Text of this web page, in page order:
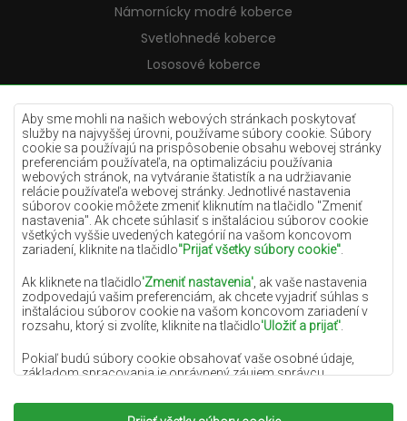
Aby sme mohli na našich webových stránkach poskytovať
služby na najvyššej úrovni, používame súbory cookie. Súbory
cookie sa používajú na prispôsobenie obsahu webovej stránky
preferenciám používateľa, na optimalizáciu používania
webových stránok, na vytváranie štatistík a na udržiavanie
relácie používateľa webovej stránky. Jednotlivé nastavenia
súborov cookie môžete zmeniť kliknutím na tlačidlo "Zmeniť
nastavenia". Ak chcete súhlasiť s inštaláciou súborov cookie
všetkých vyššie uvedených kategórií na vašom koncovom
zariadení, kliknite na tlačidlo"Prijať všetky súbory cookie"
Ak kliknete na tlačidlo'Zmeniť nastavenia' , ak vaše nastavenia
zodpovedajú vašim preferenciám, ak chcete vyjadriť súhlas s
inštaláciou súborov cookie na vašom koncovom zariadení v
rozsahu, ktorý si zvolíte, kliknite na tlačidlo'Uložiť a prijať'
Pokiaľ budú súbory cookie obsahovať vaše osobné údaje,
základom spracovania je oprávnený záujem správcu
podobe poskytovania vysokokvalitných služieb na našej
webovej stránke a marketingových aktivít správcu osobných
Námornícky modré koberce
Svetlohnedé koberce
Lososové koberce
Krémové koberce
Lilac koberce
Žlté koberce
Mätové koberce
Modré koberce
Oranžové koberce
Ružové koberce
Šedé koberce
Terakotové koberce
Zelené koberce
Zlaté koberce